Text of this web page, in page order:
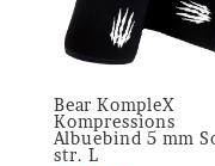
Bear KompleX
Kompressions
Albuebind 5 mm
str. L